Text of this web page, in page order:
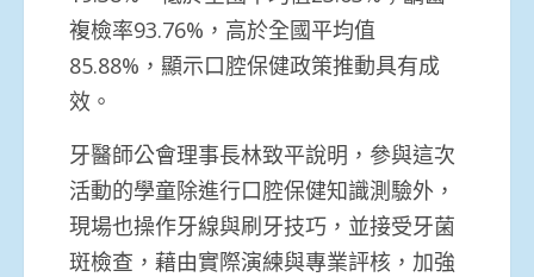
複檢率93.76%，高於全國平均值
85.88%，顯示口腔保健政策推動具有成
效。
牙醫師公會理事長林致平說明，參與這次
活動的學童除進行口腔保健知識測驗外，
現場也操作牙線與刷牙技巧，並接受牙菌
斑檢查，藉由實際演練與專業評核，加強